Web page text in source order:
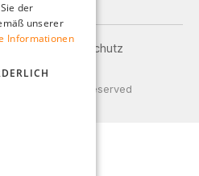
Datenschutz
und Zahlung
All Rights Reserved
DUTCH
der
unserer
Informationen